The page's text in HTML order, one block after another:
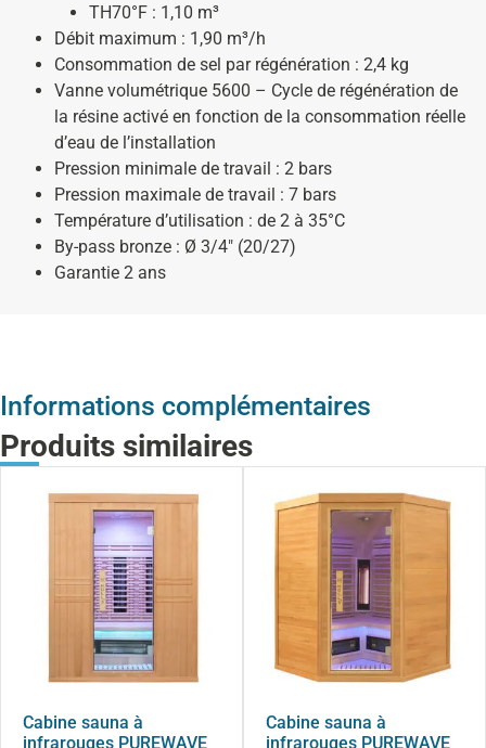
TH70°F : 1,10 m³
Débit maximum : 1,90 m³/h
Consommation de sel par régénération : 2,4 kg
Vanne volumétrique 5600 – Cycle de régénération de
la résine activé en fonction de la consommation réelle
d’eau de l’installation
Pression minimale de travail : 2 bars
Pression maximale de travail : 7 bars
Température d’utilisation : de 2 à 35°C
By-pass bronze : Ø 3/4″ (20/27)
Garantie 2 ans
Informations complémentaires
Produits similaires
Cabine sauna à
infrarouges PUREWAVE
Cabine sauna à
infrarouges PUREWAVE